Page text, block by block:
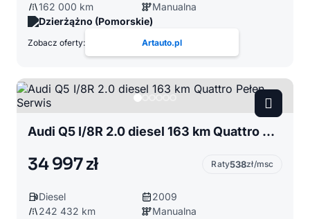
162 000 km
Manualna
Dzierżążno (Pomorskie)
Zobacz oferty: Artauto.pl
Audi Q5 I/8R 2.0 diesel 163 km Quattro Pełen Serwis
34 997 zł Raty538zł/msc
Diesel
2009
242 432 km
Manualna